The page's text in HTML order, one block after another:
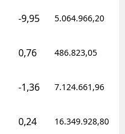
-9,95 5.064.966,20
0,76 486.823,05
-1,36 7.124.661,96
0,24 16.349.928,80